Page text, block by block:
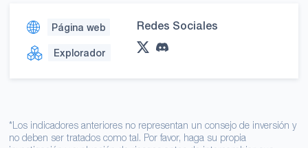
Página web
Explorador
Redes Sociales
*Los indicadores anteriores no representan un consejo de inversión y
no deben ser tratados como tal. Por favor, haga su propia